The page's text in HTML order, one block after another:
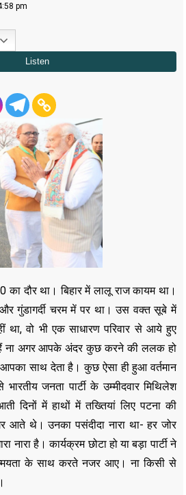
pm
का दौर था। बिहार में लालू राज कायम था।
गुंडागर्दी चरम में पर था। उस वक्त सूबे में
था, वो भी एक साधारण परिवार से आये हुए
अगर आपके अंदर कुछ करने की ललक हो
आपका साथ देता है। कुछ ऐसा ही हुआ वर्तमान
जनता पार्टी के उम्मीदवार मिथिलेश
दिनों में हाथों में तख्तियां लिए पटना की
आते थे। उनका पसंदीदा नारा था- हर जोर
नारा है। कार्यक्रम छोटा हो या बड़ा पार्टी ने
के साथ करते नजर आए। ना किसी से